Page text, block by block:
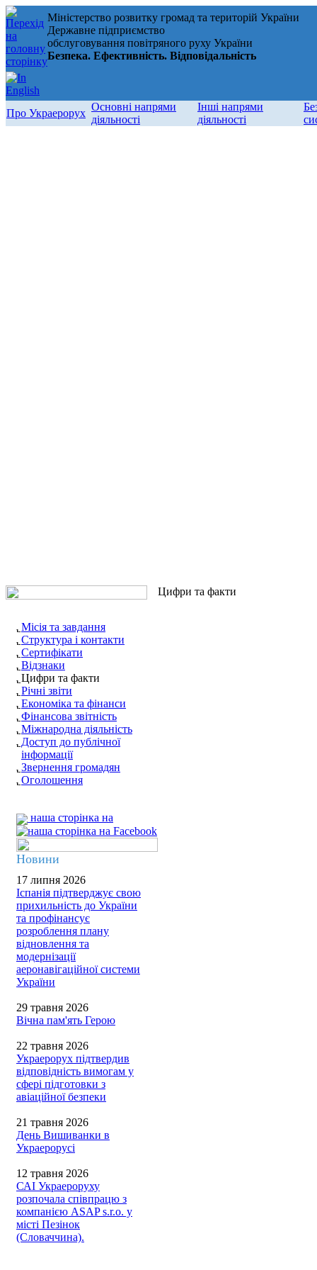
Міністерство розвитку громад та територій України
Державне підприємство
обслуговування повітряного руху України
Безпека. Ефективність. Відповідальність
Про Украерорух
Основні напрями
діяльності
Інші напрями
діяльності
Місія та завдання
Структура і контакти
Сертифікати
Відзнаки
Цифри та факти
Річні звіти
Економіка та фінанси
Фінансова звітність
Міжнародна діяльність
Доступ до публічної
інформації
Звернення громадян
Оголошення
наша сторінка на
Новини
17 липня 2026
Іспанія підтверджує свою
прихильність до України
та профінансує
розроблення плану
відновлення та
модернізації
аеронавігаційної системи
України
29 травня 2026
Вічна пам'ять Герою
22 травня 2026
Украерорух підтвердив
відповідність вимогам у
сфері підготовки з
авіаційної безпеки
21 травня 2026
День Вишиванки в
Украерорусі
12 травня 2026
САІ Украероруху
розпочала співпрацю з
компанією ASAP s.r.o. у
місті Пезінок
(Словаччина).
Цифри та факти